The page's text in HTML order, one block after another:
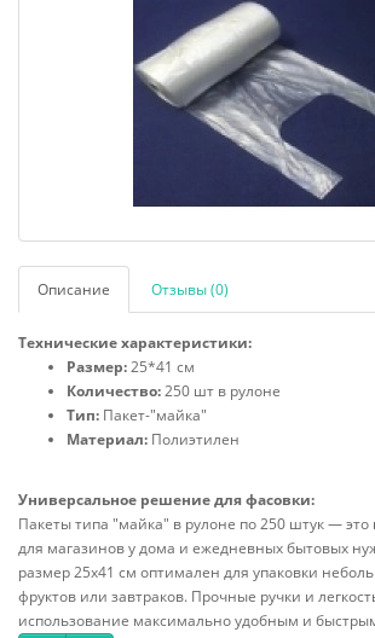
Описание Отзывы (0)
Технические характеристики:
Размер:25*41 см
Количество:250 шт в рулоне
Тип: Пакет-"майка"
Материал: Полиэтилен
Универсальное решение для фасовки:
Пакеты типа "майка" в рулоне по 250 штук —
для магазинов у дома и ежедневных бытовых
размер 25x41 см оптимален для упаковки
фруктов или завтраков. Прочные ручки и
использование максимально удобным и